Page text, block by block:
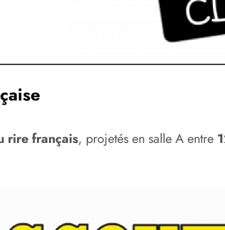
rire français, projetés en salle A entre